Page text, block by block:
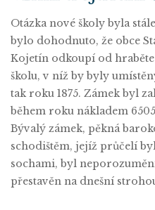
Otázka nové školy byla
bylo dohodnuto, že obce
Kojetín odkoupí od
školu, v níž by byly
tak roku 1875. Zámek byl
během roku nákladem
Bývalý zámek, pěkná
schodištěm, jejíž průčelí
sochami, byl
přestavěn na dnešní